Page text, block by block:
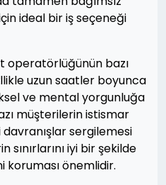
ideal bir iş seçeneği
operatörlüğünün bazı
uzun saatler boyunca
ve mental yorgunluğa
müşterilerin istismar
sergilemesi
iyi bir şekilde
koruması önemlidir.